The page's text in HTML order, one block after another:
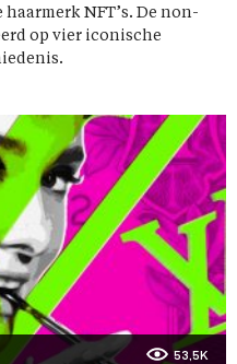
NFT’s. De non-
op vier iconische
53,5K